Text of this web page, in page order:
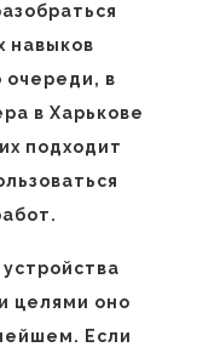
навыков
очереди, в
в Харькове
подходит
целями оно
Если